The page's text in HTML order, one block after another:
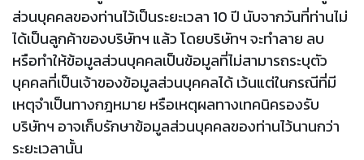
ส่วนบุคคลของท่านไว้เป็นระยะเวลา 10 ปี นับจากวันที่ท่านไม่
ได้เป็นลูกค้าของบริษัทฯ แล้ว โดยบริษัทฯ จะทำลาย ลบ
หรือทำให้ข้อมูลส่วนบุคคลเป็นข้อมูลที่ไม่สามารถระบุตัว
บุคคลที่เป็นเจ้าของข้อมูลส่วนบุคคลได้ เว้นแต่ในกรณีที่มี
เหตุจำเป็นทางกฎหมาย หรือเหตุผลทางเทคนิครองรับ
บริษัทฯ อาจเก็บรักษาข้อมูลส่วนบุคคลของท่านไว้นานกว่า
ระยะเวลานั้น